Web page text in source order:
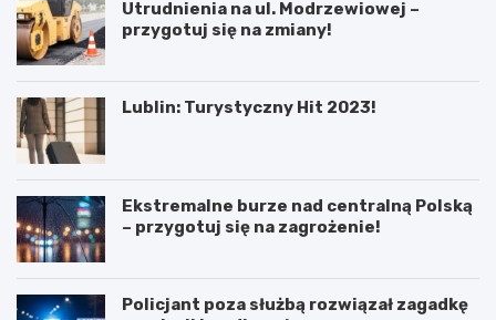
Utrudnienia na ul. Modrzewiowej –
przygotuj się na zmiany!
Lublin: Turystyczny Hit 2023!
Ekstremalne burze nad centralną Polską
– przygotuj się na zagrożenie!
Policjant poza służbą rozwiązał zagadkę